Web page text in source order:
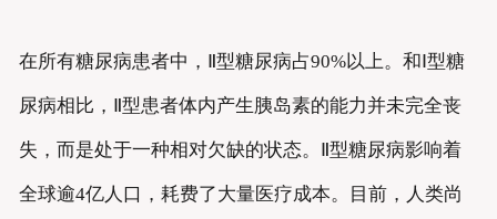
在所有糖尿病患者中，Ⅱ型糖尿病占90%以上。和Ⅰ型糖
尿病相比，Ⅱ型患者体内产生胰岛素的能力并未完全丧
失，而是处于一种相对欠缺的状态。Ⅱ型糖尿病影响着
全球逾4亿人口，耗费了大量医疗成本。目前，人类尚